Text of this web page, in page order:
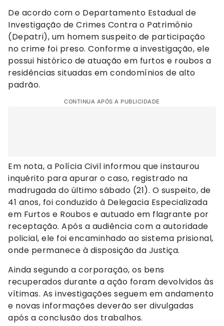
De acordo com o Departamento Estadual de
Investigação de Crimes Contra o Patrimônio
(Depatri), um homem suspeito de participação
no crime foi preso. Conforme a investigação, ele
possui histórico de atuação em furtos e roubos a
residências situadas em condomínios de alto
padrão.
CONTINUA APÓS A PUBLICIDADE
Em nota, a Polícia Civil informou que instaurou
inquérito para apurar o caso, registrado na
madrugada do último sábado (21). O suspeito, de
41 anos, foi conduzido à Delegacia Especializada
em Furtos e Roubos e autuado em flagrante por
receptação. Após a audiência com a autoridade
policial, ele foi encaminhado ao sistema prisional,
onde permanece à disposição da Justiça.
Ainda segundo a corporação, os bens
recuperados durante a ação foram devolvidos às
vítimas. As investigações seguem em andamento
e novas informações deverão ser divulgadas
após a conclusão dos trabalhos.